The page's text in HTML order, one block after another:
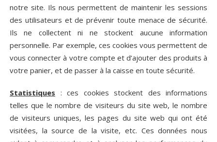
notre site. Ils nous permettent de maintenir les sessions
des utilisateurs et de prévenir toute menace de sécurité.
Ils ne collectent ni ne stockent aucune information
personnelle. Par exemple, ces cookies vous permettent de
vous connecter à votre compte et d’ajouter des produits à
votre panier, et de passer à la caisse en toute sécurité.
Statistiques : ces cookies stockent des informations
telles que le nombre de visiteurs du site web, le nombre
de visiteurs uniques, les pages du site web qui ont été
visitées, la source de la visite, etc. Ces données nous